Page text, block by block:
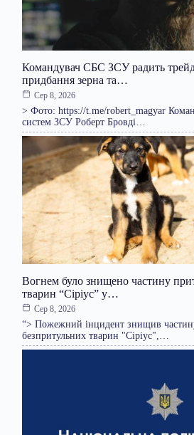
Командувач СБС ЗСУ радить
придбання зерна та…
Сер 8, 2026
> Фото: https://t.me/robert_magyar
систем ЗСУ Роберт Бровді…
Вогнем було знищено частину
тварин “Сіріус” у…
Сер 8, 2026
“> Пожежний інцидент знищив
безпритульних тварин "Сіріус",…